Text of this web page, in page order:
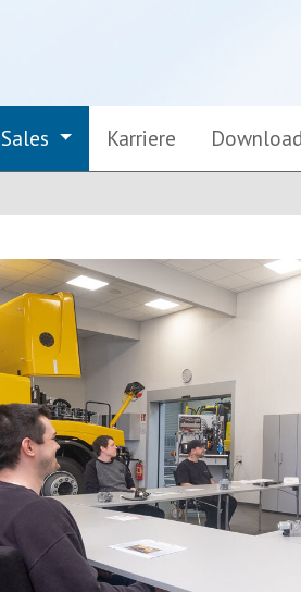
Karriere